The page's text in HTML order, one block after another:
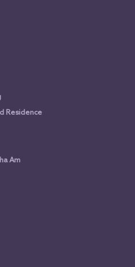
Residence
Am